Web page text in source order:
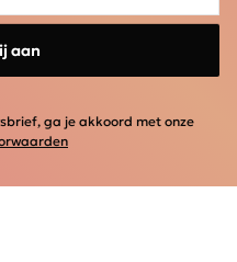
aan
ga je akkoord met onze